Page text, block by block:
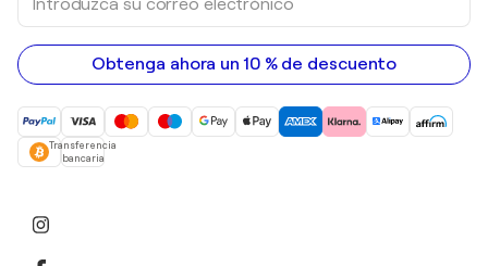
correo
electrónico
Obtenga ahora un 10 % de descuento
Transferencia
bancaria